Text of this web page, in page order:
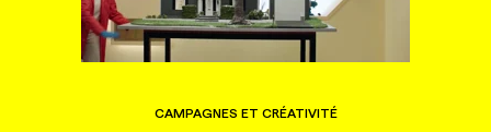
CAMPAGNES ET CRÉATIVITÉ